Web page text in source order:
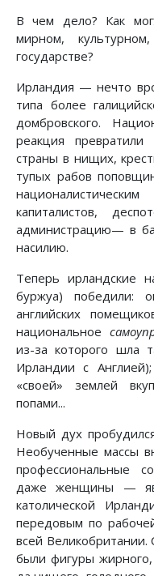
В чем дело? Как
мирном,
государстве?
Ирландия — нечто
типа более
домбровского.
реакция превратили
страны в нищих,
тупых рабов
капиталистов,
администрацию— в
насилию.
Теперь ирландские
буржуа) победили:
английских
национальное
из-за которого шла
Ирландии с
«своей» землей
попами...
Новый дух
Необученные массы
профессиональные
даже женщины —
католической
передовым по
всей Великобритании.
были фигуры жирного,